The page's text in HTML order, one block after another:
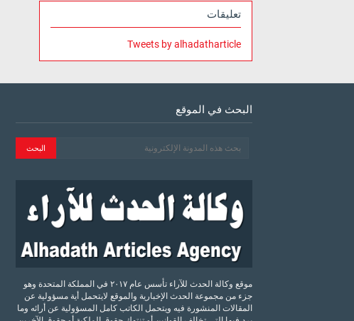
تعليقات
Tweets by alhadatharticle
البحث في الموقع
موقع وكالة الحدث للآراء تأسس عام ٢٠١٧ في المملكة المتحدة وهو
جزء من مجموعة الحدث الإخبارية والموقع لايتحمل أية مسؤولية عن
المقالات المنشورة فيه ويتحمل الكاتب كامل المسؤولية عن أرائه وما